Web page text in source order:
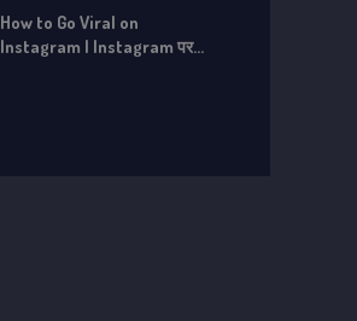
How to Go Viral on
Instagram | Instagram पर